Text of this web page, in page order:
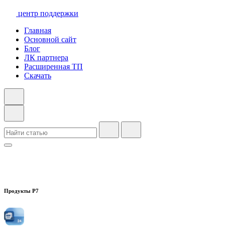
центр поддержки
Главная
Основной сайт
Блог
ЛК партнера
Расширенная ТП
Скачать
Продукты Р7